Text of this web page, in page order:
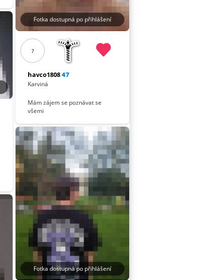
Fotka dostupná po přihlášení
?
havco180847
Karviná
Mám zájem se poznávat se
všemi
Fotka dostupná po přihlášení